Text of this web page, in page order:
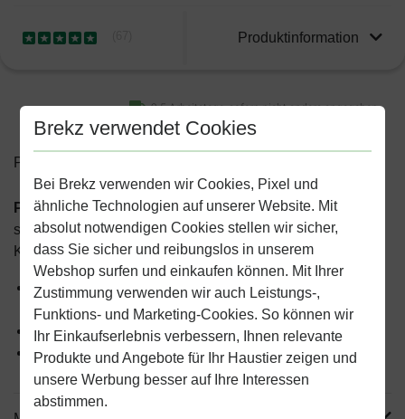
Brekz verwendet Cookies
Bei Brekz verwenden wir Cookies, Pixel und
ähnliche Technologien auf unserer Website. Mit
absolut notwendigen Cookies stellen wir sicher,
dass Sie sicher und reibungslos in unserem
Webshop surfen und einkaufen können. Mit Ihrer
Zustimmung verwenden wir auch Leistungs-,
Funktions- und Marketing-Cookies. So können wir
Ihr Einkaufserlebnis verbessern, Ihnen relevante
Produkte und Angebote für Ihr Haustier zeigen und
unsere Werbung besser auf Ihre Interessen
abstimmen.
Produktinformation
2-5 Arbeitstage, sofern nicht anders angegeben
Preise inkl. MwSt zzgl.
Purina One Adult mit Lachs Katzenfutteristein
schmackhaftes Trockenfutter, das für jede erwachsene
Katze geeignet ist.
Enthält verschiedene Vitamine, Mineralien und
Aminosäuren
Trägt zur Reduzierung von Zahnsteinbildung bei
Fördert ein gesundes Immunsystem